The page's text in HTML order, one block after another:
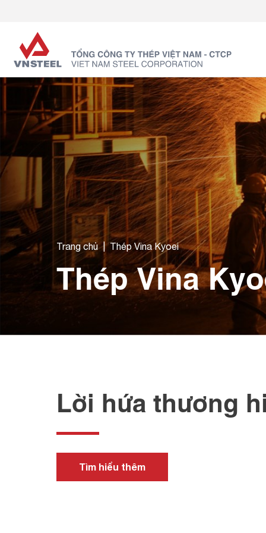
Trang chủ Thép Vina Kyoei
Thép Vina
Lời hứa thương
Tìm hiểu thêm